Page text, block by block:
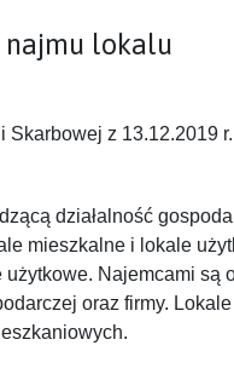
lokalu
Skarbowej z 13.12.2019
działalność
mieszkalne i lokale
Najemcami są
oraz firmy. Lokale